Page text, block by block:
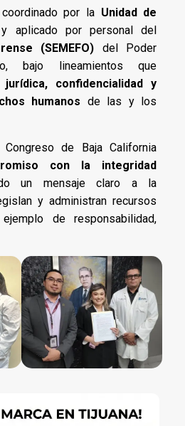
por la Unidad de
y aplicado por personal del
(SEMEFO) del Poder
bajo lineamientos que
confidencialidad y
humanos de las y los
de Baja California
con la integridad
un mensaje claro a la
y administran recursos
de responsabilidad,